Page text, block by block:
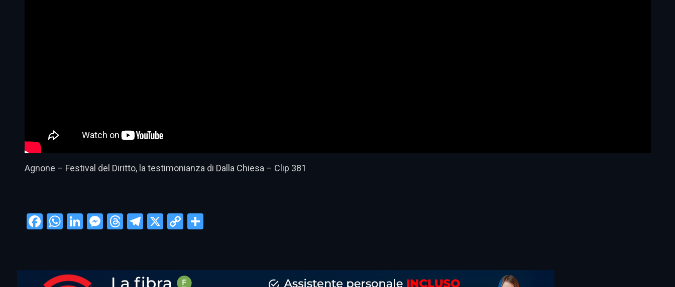
Agnone – Festival del Diritto, la testimonianza di Dalla Chiesa – Clip 381
Facebook
WhatsApp
LinkedIn
Messenger
Threads
Telegram
X CopyCondividi